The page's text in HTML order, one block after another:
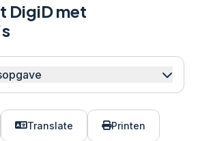
DigiD met
Translate Printen